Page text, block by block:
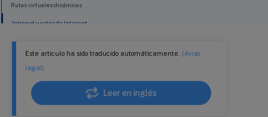
Este artículo ha sido traducido automáticamente. (Aviso
legal)
Leer en inglés
Rutas virtuales dinámicas
Intranet y rutas de Internet